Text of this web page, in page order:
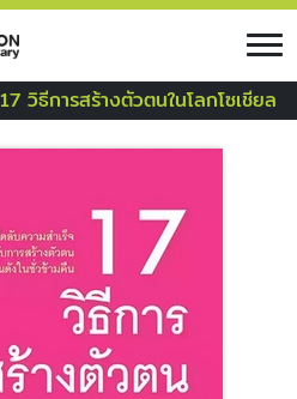
17 วิธีการสร้างตัวตนในโลกโซเชียล